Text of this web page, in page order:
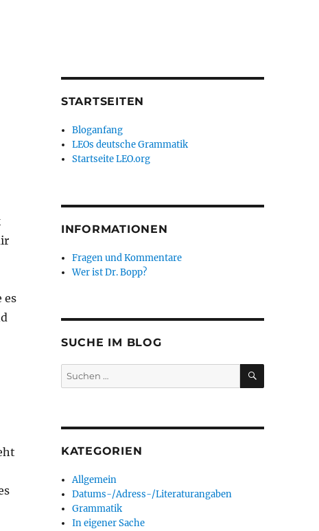
es
STARTSEITEN
Bloganfang
LEOs deutsche Grammatik
Startseite LEO.org
INFORMATIONEN
Fragen und Kommentare
Wer ist Dr. Bopp?
SUCHE IM BLOG
Suchen
nach:
SUCHEN
KATEGORIEN
Allgemein
Datums-/Adress-/Literaturangaben
Grammatik
In eigener Sache